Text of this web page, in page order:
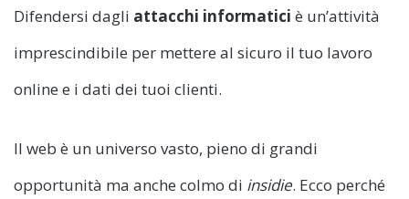
Difendersi dagli attacchi informatici è un’attività
imprescindibile per mettere al sicuro il tuo lavoro
online e i dati dei tuoi clienti.
Il web è un universo vasto, pieno di grandi
opportunità ma anche colmo di insidie. Ecco perché